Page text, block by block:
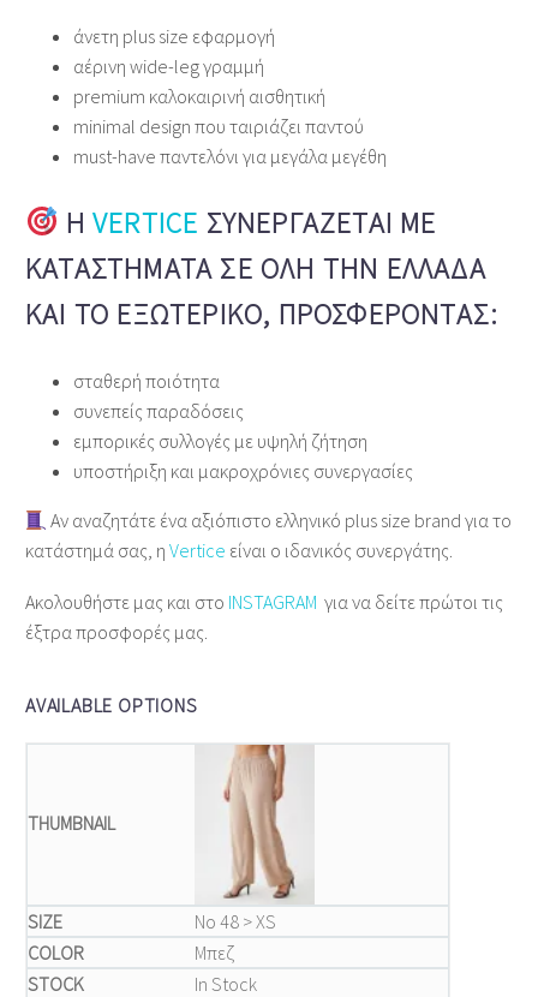
άνετη plus size εφαρμογή
αέρινη wide‑leg γραμμή
premium καλοκαιρινή αισθητική
minimal design που ταιριάζει παντού
must‑have παντελόνι για μεγάλα μεγέθη
Η VERTICE ΣΥΝΕΡΓΆΖΕΤΑΙ ΜΕ
ΚΑΤΑΣΤΉΜΑΤΑ ΣΕ ΌΛΗ ΤΗΝ ΕΛΛΆΔΑ
ΚΑΙ ΤΟ ΕΞΩΤΕΡΙΚΌ, ΠΡΟΣΦΈΡΟΝΤΑΣ:
σταθερή ποιότητα
συνεπείς παραδόσεις
εμπορικές συλλογές με υψηλή ζήτηση
υποστήριξη και μακροχρόνιες συνεργασίες
Αν αναζητάτε ένα αξιόπιστο ελληνικό plus size brand για το
κατάστημά σας, η Vertice είναι ο ιδανικός συνεργάτης.
Ακολουθήστε μας και στο INSTAGRAM για να δείτε πρώτοι τις
έξτρα προσφορές μας.
AVAILABLE OPTIONS
Νο 48 > XS
Μπεζ
In Stock